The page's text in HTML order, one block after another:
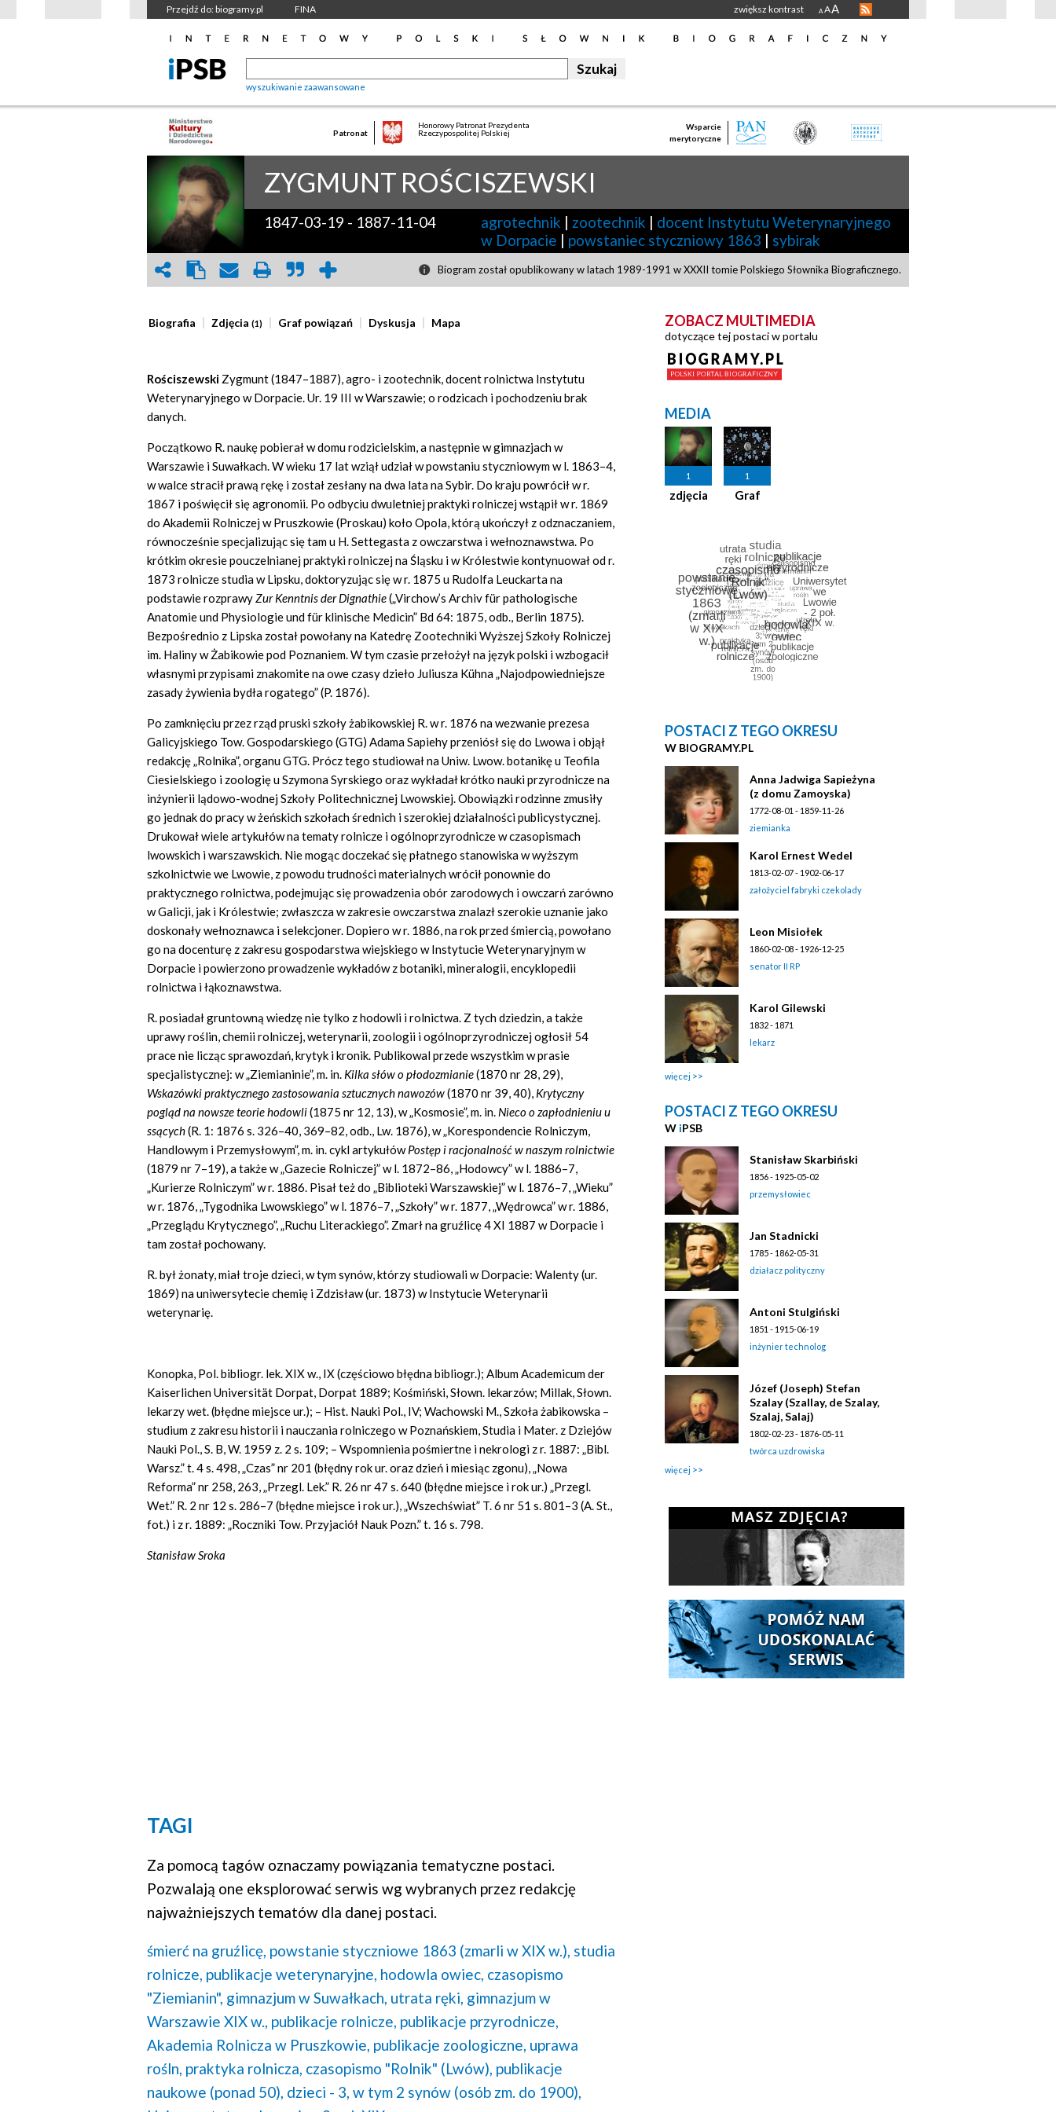
Przejdź do: biogramy.pl FINA zwiększ kontrast A AA
wyszukiwanie zaawansowane
Patronat
Honorowy Patronat Prezydenta
Rzeczypospolitej Polskiej
Wsparcie
merytoryczne
ZYGMUNT ROŚCISZEWSKI
1847-03-19 - 1887-11-04 agrotechnik | zootechnik | docent Instytutu Weterynaryjnego
w Dorpacie | powstaniec styczniowy 1863 | sybirak
Biogram został opublikowany w latach 1989-1991 w XXXII tomie Polskiego Słownika Biograficznego.
Biografia Zdjęcia(1) Graf powiązań Dyskusja Mapa
Rościszewski Zygmunt (1847–1887), agro- i zootechnik, docent rolnictwa Instytutu
Weterynaryjnego w Dorpacie. Ur. 19 III w Warszawie; o rodzicach i pochodzeniu brak
danych.
Początkowo R. naukę pobierał w domu rodzicielskim, a następnie w gimnazjach w
Warszawie i Suwałkach. W wieku 17 lat wziął udział w powstaniu styczniowym w l. 1863–4,
w walce stracił prawą rękę i został zesłany na dwa lata na Sybir. Do kraju powrócił w r.
1867 i poświęcił się agronomii. Po odbyciu dwuletniej praktyki rolniczej wstąpił w r. 1869
do Akademii Rolniczej w Pruszkowie (Proskau) koło Opola, którą ukończył z odznaczaniem,
równocześnie specjalizując się tam u H. Settegasta z owczarstwa i wełnoznawstwa. Po
krótkim okresie pouczelnianej praktyki rolniczej na Śląsku i w Królestwie kontynuował od r.
1873 rolnicze studia w Lipsku, doktoryzując się w r. 1875 u Rudolfa Leuckarta na
podstawie rozprawyZur Kenntnis der Dignathie(„Virchow’s Archiv für pathologische
Anatomie und Physiologie und für klinische Medicin” Bd 64: 1875, odb., Berlin 1875).
Bezpośrednio z Lipska został powołany na Katedrę Zootechniki Wyższej Szkoły Rolniczej
im. Haliny w Żabikowie pod Poznaniem. W tym czasie przełożył na język polski i wzbogacił
własnymi przypisami znakomite na owe czasy dzieło Juliusza Kühna „Najodpowiedniejsze
zasady żywienia bydła rogatego” (P. 1876).
Po zamknięciu przez rząd pruski szkoły żabikowskiej R. w r. 1876 na wezwanie prezesa
Galicyjskiego Tow. Gospodarskiego (GTG) Adama Sapiehy przeniósł się do Lwowa i objął
redakcję „Rolnika”, organu GTG. Prócz tego studiował na Uniw. Lwow. botanikę u Teofila
Ciesielskiego i zoologię u Szymona Syrskiego oraz wykładał krótko nauki przyrodnicze na
inżynierii lądowo-wodnej Szkoły Politechnicznej Lwowskiej. Obowiązki rodzinne zmusiły
go jednak do pracy w żeńskich szkołach średnich i szerokiej działalności publicystycznej.
Drukował wiele artykułów na tematy rolnicze i ogólnoprzyrodnicze w czasopismach
lwowskich i warszawskich. Nie mogąc doczekać się płatnego stanowiska w wyższym
szkolnictwie we Lwowie, z powodu trudności materialnych wrócił ponownie do
praktycznego rolnictwa, podejmując się prowadzenia obór zarodowych i owczarń zarówno
w Galicji, jak i Królestwie; zwłaszcza w zakresie owczarstwa znalazł szerokie uznanie jako
doskonały wełnoznawca i selekcjoner. Dopiero w r. 1886, na rok przed śmiercią, powołano
go na docenturę z zakresu gospodarstwa wiejskiego w Instytucie Weterynaryjnym w
Dorpacie i powierzono prowadzenie wykładów z botaniki, mineralogii, encyklopedii
rolnictwa i łąkoznawstwa.
R. posiadał gruntowną wiedzę nie tylko z hodowli i rolnictwa. Z tych dziedzin, a także
uprawy roślin, chemii rolniczej, weterynarii, zoologii i ogólnoprzyrodniczej ogłosił 54
prace nie licząc sprawozdań, krytyk i kronik. Publikowal przede wszystkim w prasie
specjalistycznej: w „Ziemianinie”, m. in. Kilka słów o płodozmianie(1870 nr 28, 29),
Wskazówki praktycznego zastosowania sztucznych nawozów(1870 nr 39, 40), Krytyczny
pogląd na nowsze teorie hodowli(1875 nr 12, 13), w „Kosmosie”, m. in. Nieco o zapłodnieniu u
ssących(R. 1: 1876 s. 326–40, 369–82, odb., Lw. 1876), w „Korespondencie Rolniczym,
Handlowym i Przemysłowym”, m. in. cykl artykułówPostęp i racjonalność w naszym rolnictwie
(1879 nr 7–19), a także w „Gazecie Rolniczej” w l. 1872–86, „Hodowcy” w l. 1886–7,
„Kurierze Rolniczym” w r. 1886. Pisał też do „Biblioteki Warszawskiej” w l. 1876–7, „Wieku”
w r. 1876, „Tygodnika Lwowskiego” w l. 1876–7, „Szkoły” w r. 1877, „Wędrowca” w r. 1886,
„Przeglądu Krytycznego”, „Ruchu Literackiego”. Zmarł na gruźlicę 4 XI 1887 w Dorpacie i
tam został pochowany.
R. był żonaty, miał troje dzieci, w tym synów, którzy studiowali w Dorpacie: Walenty (ur.
1869) na uniwersytecie chemię i Zdzisław (ur. 1873) w Instytucie Weterynarii
weterynarię.
Konopka, Pol. bibliogr. lek. XIX w., IX (częściowo błędna bibliogr.); Album Academicum der
Kaiserlichen Universität Dorpat, Dorpat 1889; Kośmiński, Słown. lekarzów; Millak, Słown.
lekarzy wet. (błędne miejsce ur.); – Hist. Nauki Pol., IV; Wachowski M., Szkoła żabikowska –
studium z zakresu historii i nauczania rolniczego w Poznańskiem, Studia i Mater. z Dziejów
Nauki Pol., S. B, W. 1959 z. 2 s. 109; – Wspomnienia pośmiertne i nekrologi z r. 1887: „Bibl.
Warsz.” t. 4 s. 498, „Czas” nr 201 (błędny rok ur. oraz dzień i miesiąc zgonu), „Nowa
Reforma” nr 258, 263, „Przegl. Lek.” R. 26 nr 47 s. 640 (błędne miejsce i rok ur.) „Przegl.
Wet.” R. 2 nr 12 s. 286–7 (błędne miejsce i rok ur.), „Wszechświat” T. 6 nr 51 s. 801–3 (A. St.,
fot.) i z r. 1889: „Roczniki Tow. Przyjaciół Nauk Pozn.” t. 16 s. 798.
Stanisław Sroka
TAGI
Za pomocą tagów oznaczamy powiązania tematyczne postaci.
Pozwalają one eksplorować serwis wg wybranych przez redakcję
najważniejszych tematów dla danej postaci.
śmierć na gruźlicę, powstanie styczniowe 1863 (zmarli w XIX w.), studia
rolnicze, publikacje weterynaryjne, hodowla owiec, czasopismo
"Ziemianin", gimnazjum w Suwałkach, utrata ręki, gimnazjum w
Warszawie XIX w., publikacje rolnicze, publikacje przyrodnicze,
Akademia Rolnicza w Pruszkowie, publikacje zoologiczne, uprawa
rośln, praktyka rolnicza, czasopismo "Rolnik" (Lwów), publikacje
naukowe (ponad 50), dzieci - 3, w tym 2 synów (osób zm. do 1900),
ZOBACZ MULTIMEDIA
dotyczące tej postaci w portalu
MEDIA
1
zdjęcia
1
Graf
POSTACI Z TEGO OKRESU
W BIOGRAMY.PL
Anna Jadwiga Sapieżyna
(z domu Zamoyska)
1772-08-01 - 1859-11-26
ziemianka
Karol Ernest Wedel
1813-02-07 - 1902-06-17
założyciel fabryki czekolady
Leon Misiołek
1860-02-08 - 1926-12-25
senator II RP
Karol Gilewski
1832 - 1871
lekarz
więcej
POSTACI Z TEGO OKRESU
W iPSB
Stanisław Skarbiński
1856 - 1925-05-02
przemysłowiec
Jan Stadnicki
1785 - 1862-05-31
działacz polityczny
Antoni Stulgiński
1851 - 1915-06-19
inżynier technolog
Józef (Joseph) Stefan
Szalay (Szallay, de Szalay,
Szalaj, Salaj)
1802-02-23 - 1876-05-11
twórca uzdrowiska
więcej